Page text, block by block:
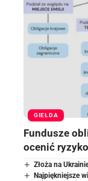
GIEŁDA
Fundusze
ocenić
Złoża na
Najpiękniejsze